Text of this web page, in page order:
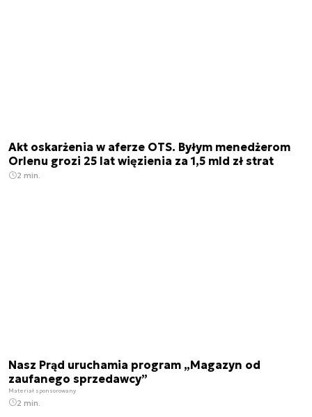
Akt oskarżenia w aferze OTS. Byłym menedżerom
Orlenu grozi 25 lat więzienia za 1,5 mld zł strat
2 min.
Nasz Prąd uruchamia program „Magazyn od
zaufanego sprzedawcy”
Materiał sponsorowany
2 min.